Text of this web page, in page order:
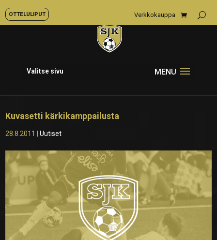
OTTELULIPUT Verkkokauppa
Valitse sivu
Kuvasetti kärkikamppailusta
28.8.2011 |Uutiset